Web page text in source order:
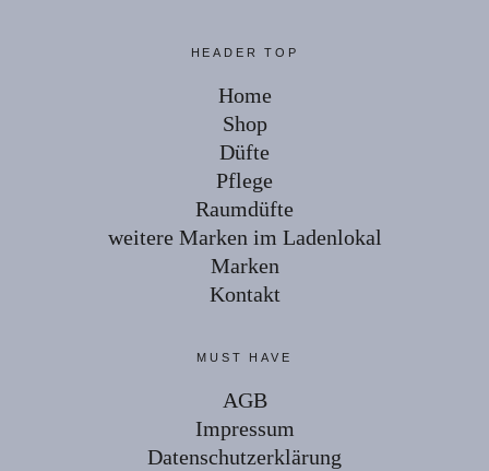
HEADER TOP
Home
Shop
Düfte
Pflege
Raumdüfte
weitere Marken im Ladenlokal
Marken
Kontakt
MUST HAVE
AGB
Impressum
Datenschutzerklärung